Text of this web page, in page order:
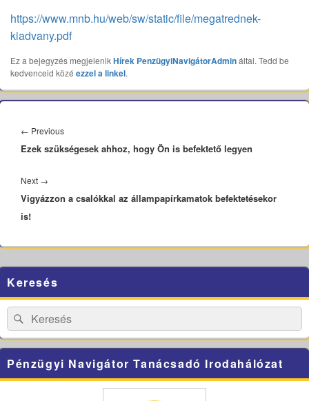
https://www.mnb.hu/web/sw/static/file/megatrednek-
kiadvany.pdf
Ez a bejegyzés megjelenikHírek PenzügyiNavigátorAdmináltal. Tedd be
kedvenceid közé ezzel a linkel.
navigáció
← PreviousPrevious
post:
Ezek szükségesek ahhoz, hogy Ön is befektető legyen
Next →
post:
Vigyázzon a csalókkal az állampapírkamatok befektetésekor
is!
Sidebar
Widget
Area
Keresés
Search
for:
Search
Pénzügyi Navigátor Tanácsadó Irodahálózat